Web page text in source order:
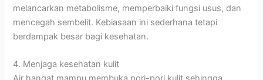
melancarkan metabolisme, memperbaiki fungsi usus, dan
mencegah sembelit. Kebiasaan ini sederhana tetapi
berdampak besar bagi kesehatan.
4. Menjaga kesehatan kulit